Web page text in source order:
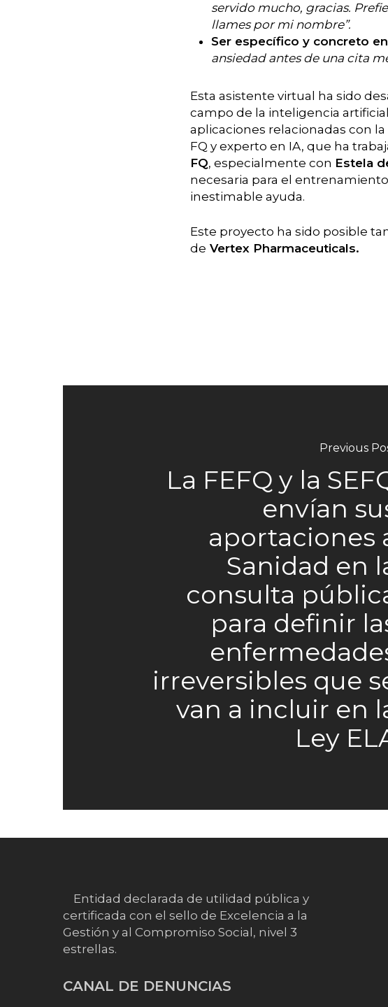
servido mucho, gracias.
llames por mi nombre”.
Ser específico y concreto
ansiedad antes de una cita
Esta asistente virtual ha sido
campo de la inteligencia
aplicaciones relacionadas con
FQ y experto en IA, que ha
FQ, especialmente con Estela
necesaria para el
inestimable ayuda.
Este proyecto ha sido posible
de Vertex Pharmaceuticals.
Previous
La FEFQ y la
envían
aportaciones
Sanidad en
consulta
para definir
irreversibles que
van a incluir en
Ley
Entidad declarada de utilidad pública y
certificada con el sello de Excelencia a la
Gestión y al Compromiso Social, nivel 3
estrellas.
CANAL DE DENUNCIAS